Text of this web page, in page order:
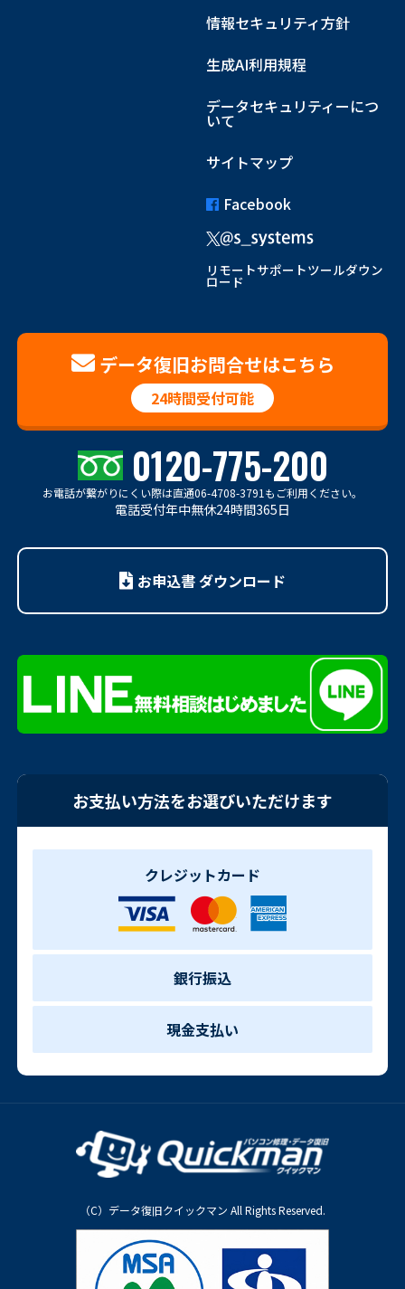
情報セキュリティ方針
生成AI利用規程
データセキュリティーにつ
いて
サイトマップ
Facebook
リモートサポートツールダウン
ロード
データ復旧お問合せはこちら
24時間受付可能
0120-775-200
お電話が繋がりにくい際は直通06-4708-3791もご利用ください。
電話受付年中無休24時間365日
お申込書 ダウンロード
お支払い方法をお選びいただけます
クレジットカード
銀行振込
現金支払い
（C）データ復旧クイックマン All Rights Reserved.